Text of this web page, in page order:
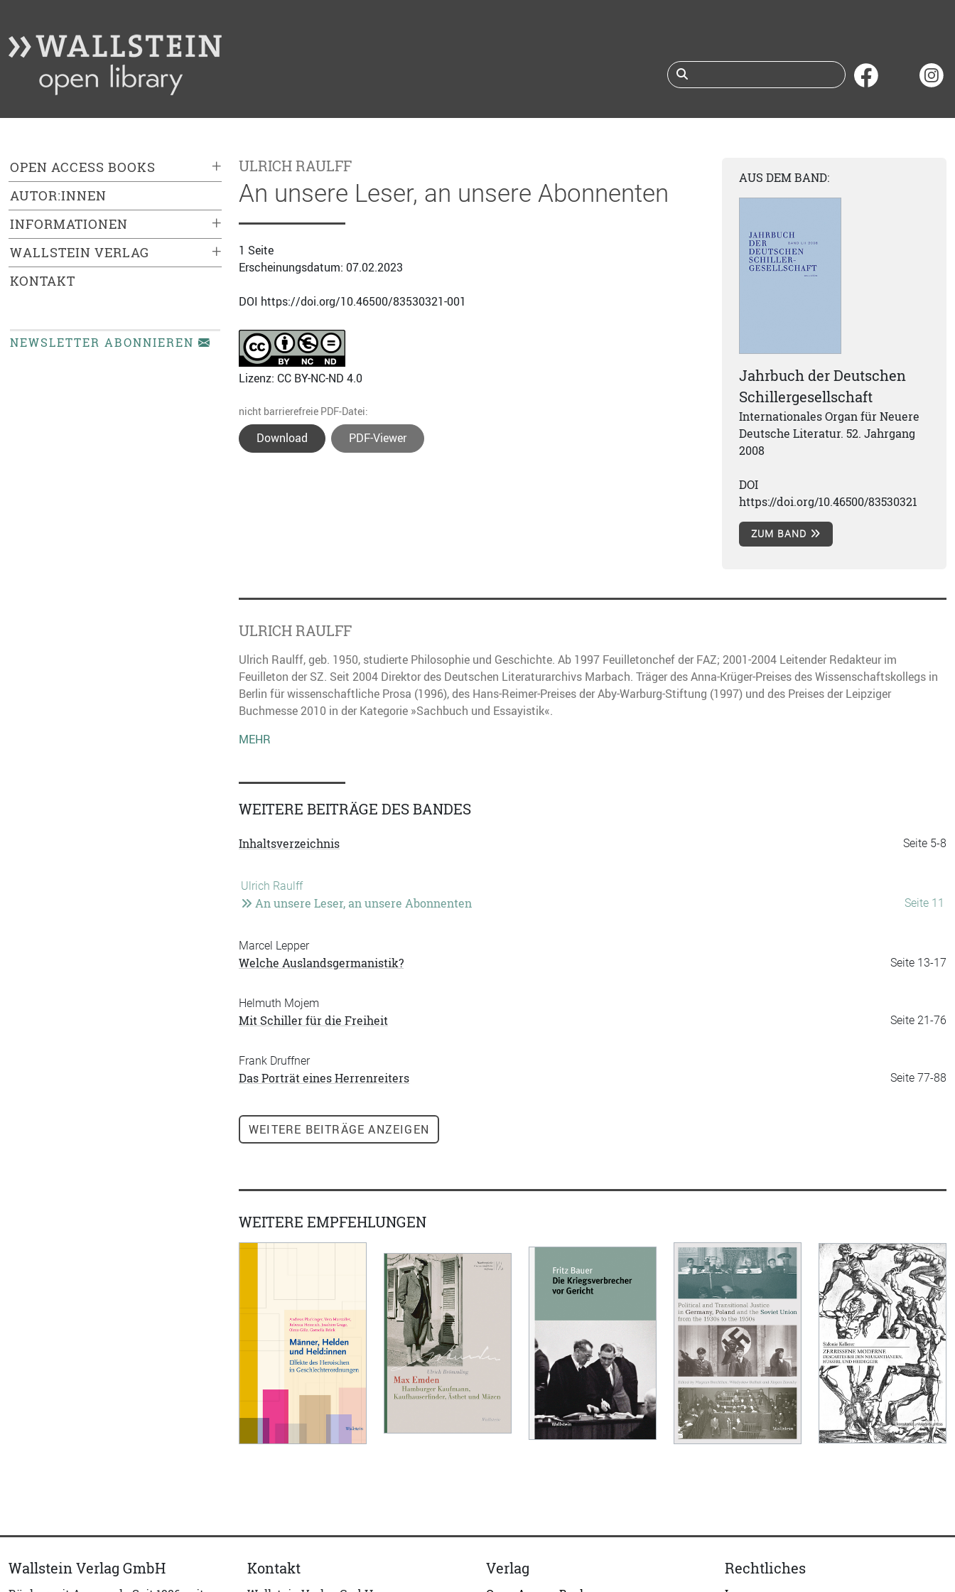
Suche nach
+
OPEN ACCESS BOOKS
AUTOR:INNEN
+
INFORMATIONEN
+
WALLSTEIN VERLAG
KONTAKT
NEWSLETTER ABONNIEREN
ULRICH RAULFF
An unsere Leser, an unsere Abonnenten
1 Seite
Erscheinungsdatum: 07.02.2023
DOI https://doi.org/10.46500/83530321-001
Lizenz: CC BY-NC-ND 4.0
nicht barrierefreie PDF-Datei:
Download PDF-Viewer
AUS DEM BAND:
Jahrbuch der Deutschen
Schillergesellschaft
Internationales Organ für Neuere
Deutsche Literatur. 52. Jahrgang
2008
DOI
https://doi.org/10.46500/83530321
ZUM BAND
ULRICH RAULFF
Ulrich Raulff, geb. 1950, studierte Philosophie und Geschichte. Ab 1997 Feuilletonchef der FAZ; 2001-2004 Leitender Redakteur im
Feuilleton der SZ. Seit 2004 Direktor des Deutschen Literaturarchivs Marbach. Träger des Anna-Krüger-Preises des Wissenschaftskollegs in
Berlin für wissenschaftliche Prosa (1996), des Hans-Reimer-Preises der Aby-Warburg-Stiftung (1997) und des Preises der Leipziger
Buchmesse 2010 in der Kategorie »Sachbuch und Essayistik«.
MEHR
WEITERE BEITRÄGE DES BANDES
Seite 5-8
Inhaltsverzeichnis
Ulrich Raulff
Seite 11
An unsere Leser, an unsere Abonnenten
Marcel Lepper
Seite 13-17
Welche Auslandsgermanistik?
Helmuth Mojem
Seite 21-76
Mit Schiller für die Freiheit
Frank Druffner
Seite 77-88
Das Porträt eines Herrenreiters
WEITERE BEITRÄGE ANZEIGEN
WEITERE EMPFEHLUNGEN
Wallstein Verlag GmbH Kontakt Verlag Rechtliches